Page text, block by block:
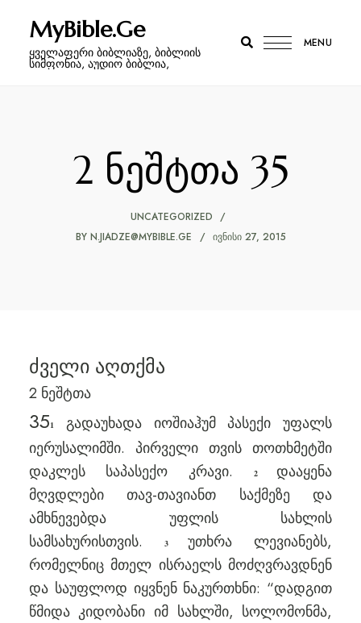
MyBible.Ge
ყველაფერი ბიბლიაზე, ბიბლიის
სიმფონია, აუდიო ბიბლია,
MENU
2 ნეშტთა 35
UNCATEGORIZED
BY N.JIADZE@MYBIBLE.GE ᲘᲕᲜᲘᲡᲘ 27, 2015
ძველი აღთქმა
2 ნეშტთა
351
გადაუხადა იოშიაჰუმ პასექი უფალს
იერუსალიმში. პირველი თვის თოთხმეტში
დაკლეს საპასექო კრავი.
2 დააყენა
მღვდლები თავ-თავიანთ საქმეზე და
ამხნევებდა უფლის სახლის
სამსახურისთვის.
3უთხრა ლევიანებს,
რომელნიც მთელ ისრაელს მოძღვრავდნენ
და საუფლოდ იყვნენ ნაკურთხნი: “დადგით
წმიდა კიდობანი იმ სახლში, სოლომონმა,